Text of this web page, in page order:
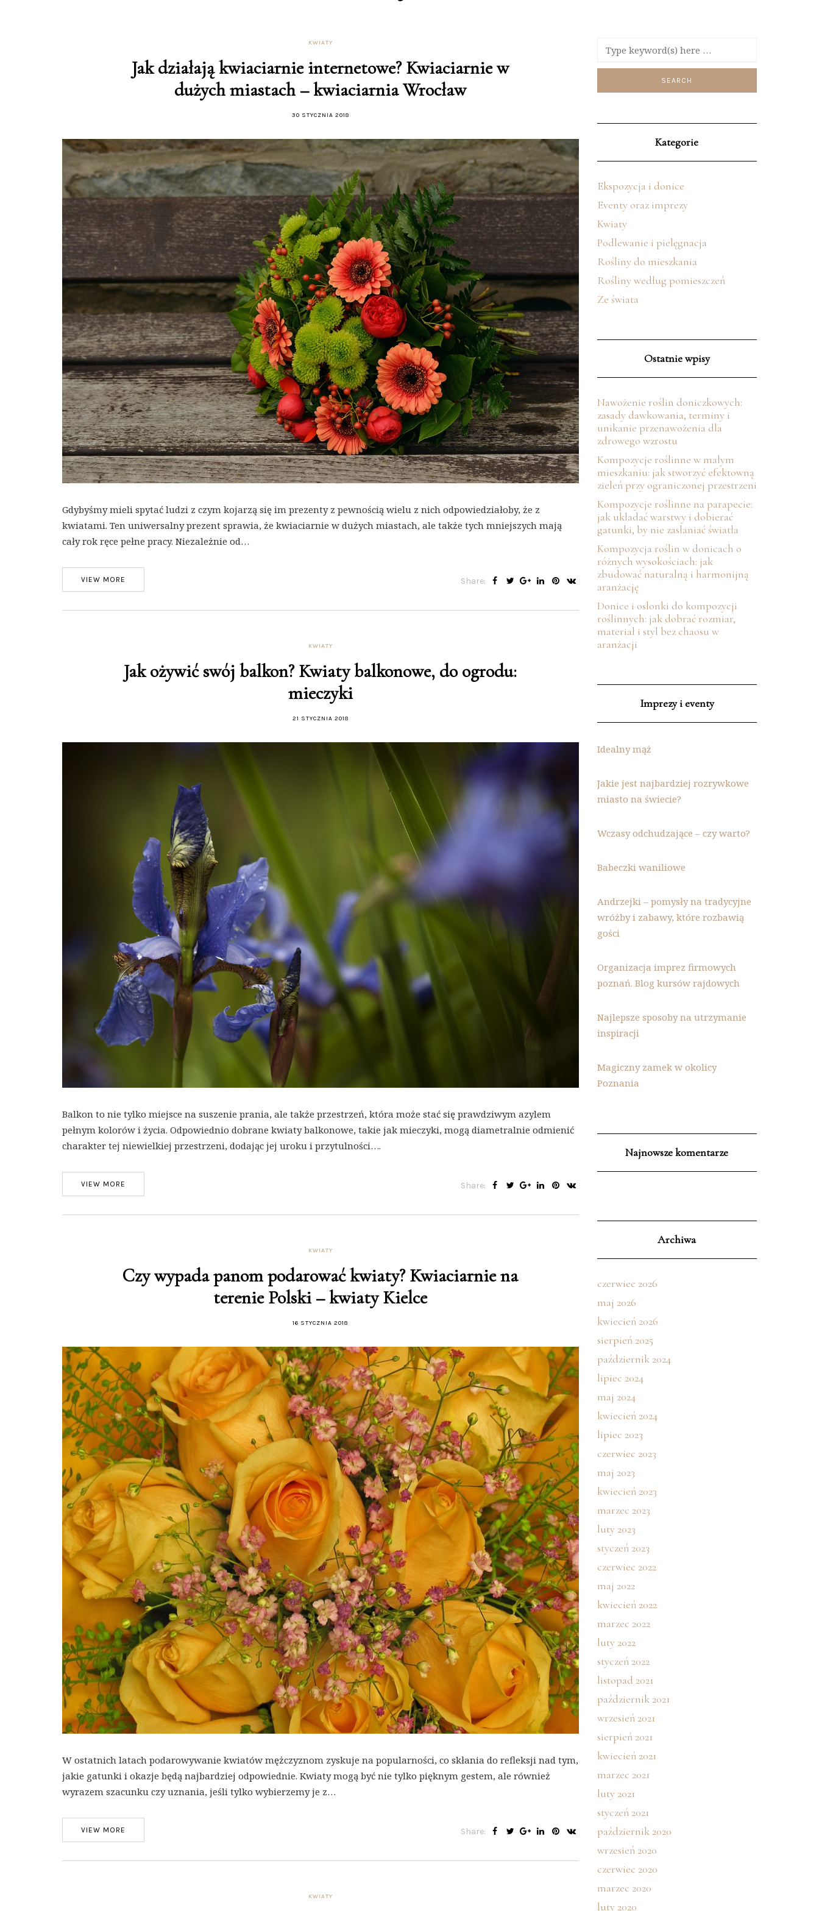
KWIATY
Jak działają kwiaciarnie internetowe? Kwiaciarnie w
dużych miastach – kwiaciarnia Wrocław
30 STYCZNIA 2018
Gdybyśmy mieli spytać ludzi z czym kojarzą się im prezenty z pewnością wielu z nich odpowiedziałoby, że z
kwiatami. Ten uniwersalny prezent sprawia, że kwiaciarnie w dużych miastach, ale także tych mniejszych mają
cały rok ręce pełne pracy. Niezależnie od…
VIEW MORE Share:
KWIATY
Jak ożywić swój balkon? Kwiaty balkonowe, do ogrodu:
mieczyki
21 STYCZNIA 2018
Balkon to nie tylko miejsce na suszenie prania, ale także przestrzeń, która może stać się prawdziwym azylem
pełnym kolorów i życia. Odpowiednio dobrane kwiaty balkonowe, takie jak mieczyki, mogą diametralnie odmienić
charakter tej niewielkiej przestrzeni, dodając jej uroku i przytulności….
VIEW MORE Share:
KWIATY
Czy wypada panom podarować kwiaty? Kwiaciarnie na
terenie Polski – kwiaty Kielce
16 STYCZNIA 2018
W ostatnich latach podarowywanie kwiatów mężczyznom zyskuje na popularności, co skłania do refleksji nad tym,
jakie gatunki i okazje będą najbardziej odpowiednie. Kwiaty mogą być nie tylko pięknym gestem, ale również
wyrazem szacunku czy uznania, jeśli tylko wybierzemy je z…
VIEW MORE Share:
KWIATY
Kategorie
Ekspozycja i donice
Eventy oraz imprezy
Kwiaty
Podlewanie i pielęgnacja
Rośliny do mieszkania
Rośliny według pomieszczeń
Ze świata
Ostatnie wpisy
Nawożenie roślin doniczkowych:
zasady dawkowania, terminy i
unikanie przenawożenia dla
zdrowego wzrostu
Kompozycje roślinne w małym
mieszkaniu: jak stworzyć efektowną
zieleń przy ograniczonej przestrzeni
Kompozycje roślinne na parapecie:
jak układać warstwy i dobierać
gatunki, by nie zasłaniać światła
Kompozycja roślin w donicach o
różnych wysokościach: jak
zbudować naturalną i harmonijną
aranżację
Donice i osłonki do kompozycji
roślinnych: jak dobrać rozmiar,
materiał i styl bez chaosu w
aranżacji
Imprezy i eventy
Idealny mąż
Jakie jest najbardziej rozrywkowe
miasto na świecie?
Wczasy odchudzające – czy warto?
Babeczki waniliowe
Andrzejki – pomysły na tradycyjne
wróżby i zabawy, które rozbawią
gości
Organizacja imprez firmowych
poznań. Blog kursów rajdowych
Najlepsze sposoby na utrzymanie
inspiracji
Magiczny zamek w okolicy
Poznania
Najnowsze komentarze
Archiwa
czerwiec 2026
maj 2026
kwiecień 2026
sierpień 2025
październik 2024
lipiec 2024
maj 2024
kwiecień 2024
lipiec 2023
czerwiec 2023
maj 2023
kwiecień 2023
marzec 2023
luty 2023
styczeń 2023
czerwiec 2022
maj 2022
kwiecień 2022
marzec 2022
luty 2022
styczeń 2022
listopad 2021
październik 2021
wrzesień 2021
sierpień 2021
kwiecień 2021
marzec 2021
luty 2021
styczeń 2021
październik 2020
wrzesień 2020
czerwiec 2020
marzec 2020
luty 2020